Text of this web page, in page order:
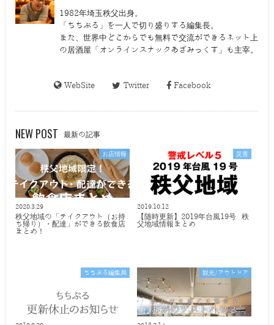
1982年埼玉秩父出身。
「ちちぶる」を一人で切り盛りする編集長。
また、世界中どこからでも無料で交流ができるネット上
の居酒屋「オンラインスナックあざみっくす」も主宰。
WebSite Twitter Facebook
NEW POST 最新の記事
お店情報
2020.3.29
秩父地域の「テイクアウト（お持
ち帰り）・配達」ができる飲食店
まとめ！
災害
2019.10.12
【随時更新】2019年台風19号 秩
父地域情報まとめ
ちちぶる編集局 観光/アウトドア